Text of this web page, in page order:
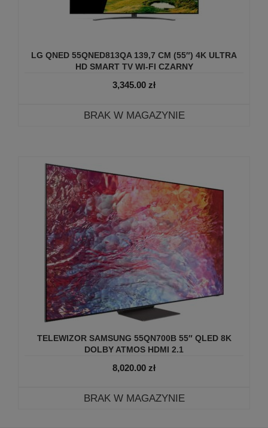
LG QNED 55QNED813QA 139,7 CM (55″) 4K ULTRA
HD SMART TV WI-FI CZARNY
3,345.00 zł
BRAK W MAGAZYNIE
TELEWIZOR SAMSUNG 55QN700B 55″ QLED 8K
DOLBY ATMOS HDMI 2.1
8,020.00 zł
BRAK W MAGAZYNIE